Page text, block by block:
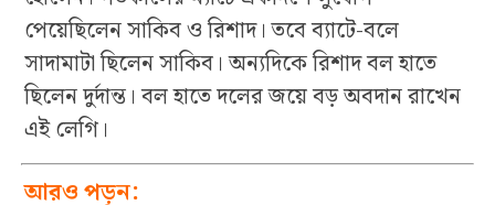
পেয়েছিলেন সাকিব ও রিশাদ। তবে ব্যাটে-বলে
সাদামাটা ছিলেন সাকিব। অন্যদিকে রিশাদ বল হাতে
ছিলেন দুর্দান্ত। বল হাতে দলের জয়ে বড় অবদান রাখেন
এই লেগি।
আরও পড়ুন: